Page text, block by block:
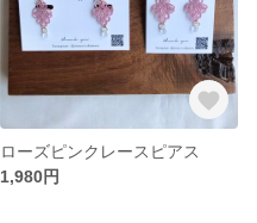
ローズピンクレースピアス
1,980円